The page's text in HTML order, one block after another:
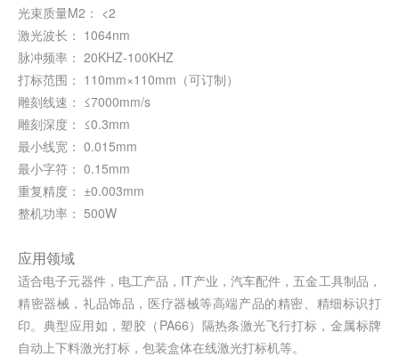
光束质量M2： <2
激光波长： 1064nm
脉冲频率： 20KHZ-100KHZ
打标范围： 110mm×110mm（可订制）
雕刻线速： ≤7000mm/s
雕刻深度： ≤0.3mm
最小线宽： 0.015mm
最小字符： 0.15mm
重复精度： ±0.003mm
整机功率： 500W
应用领域
适合电子元器件，电工产品，IT产业，汽车配件，五金工具制品，
精密器械，礼品饰品，医疗器械等高端产品的精密、精细标识打
印。典型应用如，塑胶（PA66）隔热条激光飞行打标，金属标牌
自动上下料激光打标，包装盒体在线激光打标机等。